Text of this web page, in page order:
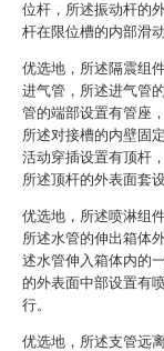
位杆，所述振动杆的
杆在限位槽的内部滑动
优选地，所述隔震组
进气管，所述进气管
管的端部设置有管座
所述对接槽的内壁固
活动穿插设置有顶杆
所述顶杆的外表面套
优选地，所述喷淋组
所述水管的伸出箱体
述水管伸入箱体内的
的外表面中部设置有
行。
优选地，所述支管远